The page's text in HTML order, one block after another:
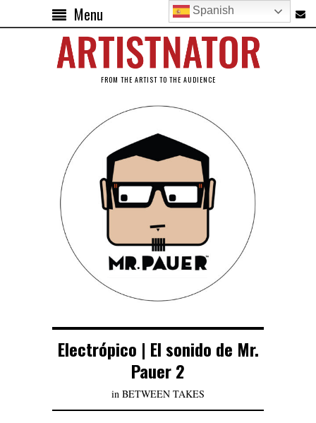
Menu
FROM THE ARTIST TO THE AUDIENCE
Electrópico | El sonido de Mr.
Pauer 2
in BETWEEN TAKES
Spanish